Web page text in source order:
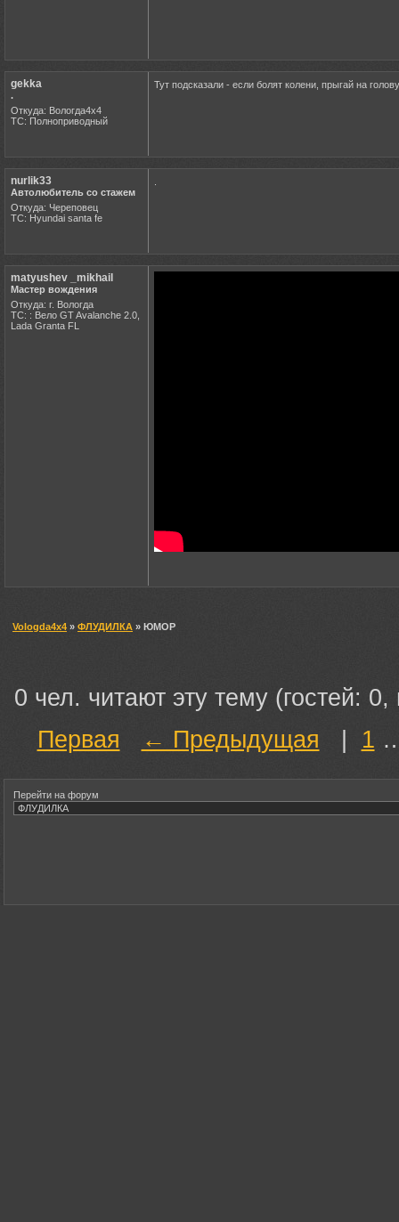
gekka
.
Откуда: Вологда4х4
ТС: Полноприводный
Тут подсказали - если болят колени, прыгай на
nurlik33
Автолюбитель со стажем
Откуда: Череповец
ТС: Hyundai santa fe
matyushev _mikhail
Мастер вождения
Откуда: г. Вологда
ТС: : Вело GT Avalanche 2.0,
Lada Granta FL
Vologda4x4 » ФЛУДИЛКА » ЮМОР
0 чел. читают эту тему (гостей:
Первая
← Предыдущая 1
Перейти на форум